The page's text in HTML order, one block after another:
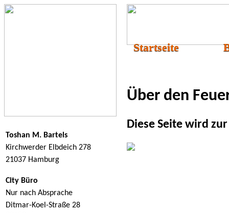
Toshan M. Bartels
Kirchwerder Elbdeich 278
21037 Hamburg
City Büro
Nur nach Absprache
Ditmar-Koel-Straße 28
Startseite
Über den
Diese Seite wird